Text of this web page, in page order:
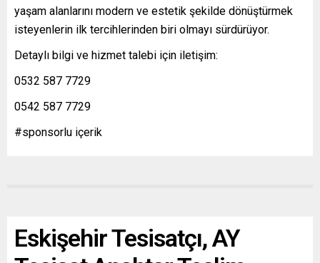
yaşam alanlarını modern ve estetik şekilde dönüştürmek
isteyenlerin ilk tercihlerinden biri olmayı sürdürüyor.
Detaylı bilgi ve hizmet talebi için iletişim:
0532 587 7729
0542 587 7729
#sponsorlu içerik
Eskişehir Tesisatçı, AY